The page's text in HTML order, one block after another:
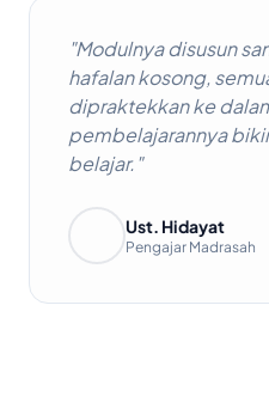
"Modulnya disusun
hafalan kosong,
dipraktekkan ke
pembelajarannya
belajar."
Ust. Hidayat
Pengajar Madrasah